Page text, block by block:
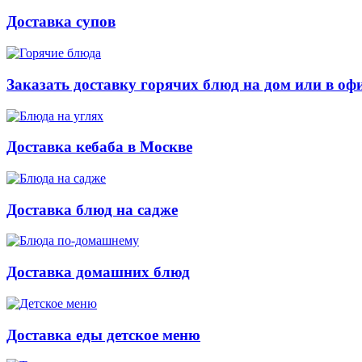
Доставка супов
Заказать доставку горячих блюд на дом или в
Доставка кебаба в Москве
Доставка блюд на садже
Доставка домашних блюд
Доставка еды детское меню